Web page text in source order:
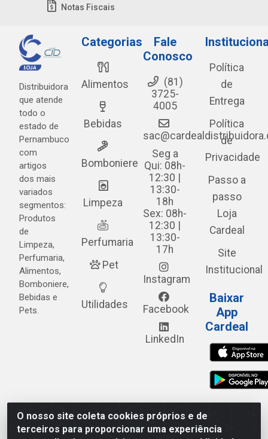
O nosso site coleta cookies próprios e de
terceiros para proporcionar uma experiência
Notas Fiscais
Distribuidora
que atende
todo o
estado de
Pernambuco
com
artigos
dos mais
variados
segmentos:
Produtos
de
Limpeza,
Perfumaria,
Alimentos,
Bomboniere,
Bebidas e
Pets.
Categorias
Alimentos
Bebidas
Bomboniere
Limpeza
Perfumaria
Pet
Utilidades
Fale
Conosco
(81)
3725-
4005
Seg a
Qui: 08h-
12:30 |
13:30-
18h
Sex: 08h-
12:30 |
13:30-
17h
Instagram
Facebook
LinkedIn
Política
de
Entrega
Política
de
Privacidade
Passo a
passo
Loja
Cardeal
Site
Institucional
Baixar
App
Cardeal
Cardeal Distribuidora - Estrada Alto do Moura, 582 - Alto
do Moura - Caruaru/PE - CEP 55.040-120 - CNPJ